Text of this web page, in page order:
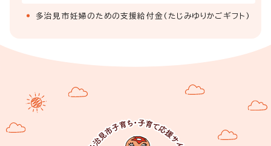
多治見市妊婦のための支援給付金(たじみゆりかごギフト)